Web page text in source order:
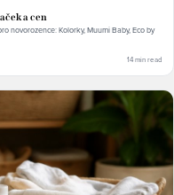
a cen
novorozence: Kolorky, Muumi Baby, Eco by
14 min read